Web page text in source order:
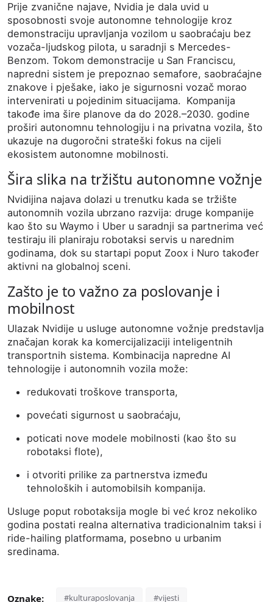
Prije zvanične najave, Nvidia je dala uvid u
sposobnosti svoje autonomne tehnologije kroz
demonstraciju upravljanja vozilom u saobraćaju bez
vozača-ljudskog pilota, u saradnji s Mercedes-
Benzom. Tokom demonstracije u San Franciscu,
napredni sistem je prepoznao semafore, saobraćajne
znakove i pješake, iako je sigurnosni vozač morao
intervenirati u pojedinim situacijama. Kompanija
takođe ima šire planove da do 2028.–2030. godine
proširi autonomnu tehnologiju i na privatna vozila, što
ukazuje na dugoročni strateški fokus na cijeli
ekosistem autonomne mobilnosti.
Šira slika na tržištu autonomne vožnje
Nvidijina najava dolazi u trenutku kada se tržište
autonomnih vozila ubrzano razvija: druge kompanije
kao što su Waymo i Uber u saradnji sa partnerima već
testiraju ili planiraju robotaksi servis u narednim
godinama, dok su startapi poput Zoox i Nuro također
aktivni na globalnoj sceni.
Zašto je to važno za poslovanje i
mobilnost
Ulazak Nvidije u usluge autonomne vožnje predstavlja
značajan korak ka komercijalizaciji inteligentnih
transportnih sistema. Kombinacija napredne AI
tehnologije i autonomnih vozila može:
redukovati troškove transporta,
povećati sigurnost u saobraćaju,
poticati nove modele mobilnosti (kao što su
robotaksi flote),
i otvoriti prilike za partnerstva između
tehnoloških i automobilsih kompanija.
Usluge poput robotaksija mogle bi već kroz nekoliko
godina postati realna alternativa tradicionalnim taksi i
ride-hailing platformama, posebno u urbanim
sredinama.
Oznake: #kulturaposlovanja #vijesti